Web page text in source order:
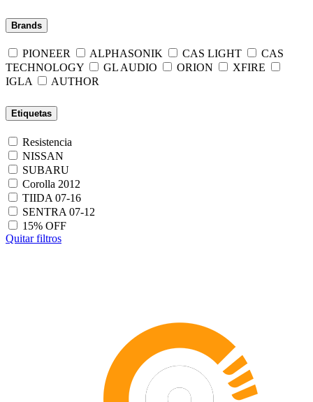
Brands
PIONEER ALPHASONIK CAS LIGHT
CAS
TECHNOLOGY
GL AUDIO ORION
XFIRE
IGLA
AUTHOR
Etiquetas
Resistencia
NISSAN
SUBARU
Corolla 2012
TIIDA 07-16
SENTRA 07-12
15% OFF
Quitar filtros